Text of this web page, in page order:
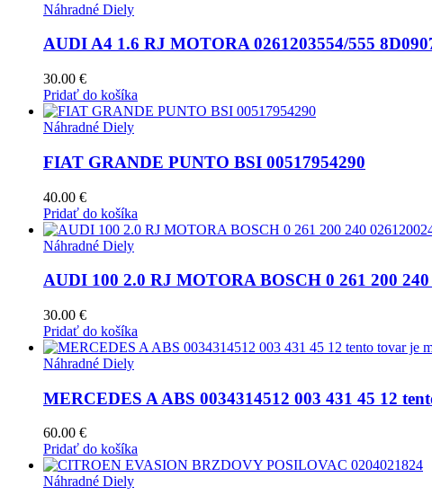
Náhradné Diely
AUDI A4 1.6 RJ MOTORA 0261203554/555
30.00 €
Pridať do košíka
Náhradné Diely
FIAT GRANDE PUNTO BSI 00517954290
40.00 €
Pridať do košíka
Náhradné Diely
AUDI 100 2.0 RJ MOTORA BOSCH 0 261 200 240
30.00 €
Pridať do košíka
Náhradné Diely
MERCEDES A ABS 0034314512 003 431 45 12
60.00 €
Pridať do košíka
Náhradné Diely